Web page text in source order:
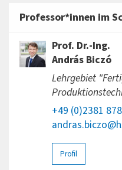
Professor*innen im
Prof. Dr.-Ing.
András Biczó
Lehrgebiet
+49 (0)2381
Profil